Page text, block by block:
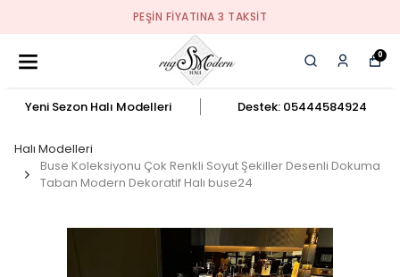
PEŞIN FIYATINA 3 TAKSIT
0
Yeni Sezon Halı Modelleri Destek: 05444584924
Halı Modelleri
Buse Koleksiyonu Çok Renkli Soyut Şekiller Desenli Dokuma
Taban Modern Dekoratif Halı buse24